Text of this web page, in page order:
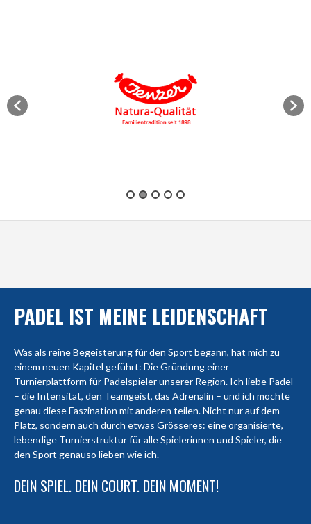
PADEL IST MEINE LEIDENSCHAFT
Was als reine Begeisterung für den Sport begann, hat mich zu
einem neuen Kapitel geführt: Die Gründung einer
Turnierplattform für Padelspieler unserer Region. Ich liebe Padel
– die Intensität, den Teamgeist, das Adrenalin – und ich möchte
genau diese Faszination mit anderen teilen. Nicht nur auf dem
Platz, sondern auch durch etwas Grösseres: eine organisierte,
lebendige Turnierstruktur für alle Spielerinnen und Spieler, die
den Sport genauso lieben wie ich.
DEIN SPIEL. DEIN COURT. DEIN MOMENT!